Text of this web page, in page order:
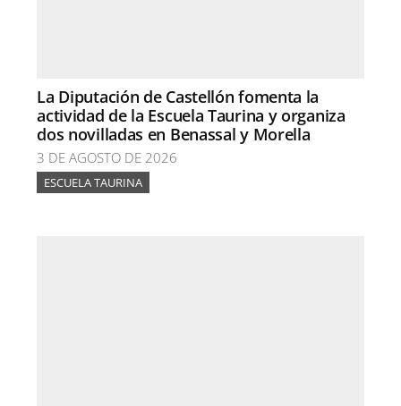
La Diputación de Castellón fomenta la
actividad de la Escuela Taurina y organiza
dos novilladas en Benassal y Morella
3 DE AGOSTO DE 2026
ESCUELA TAURINA